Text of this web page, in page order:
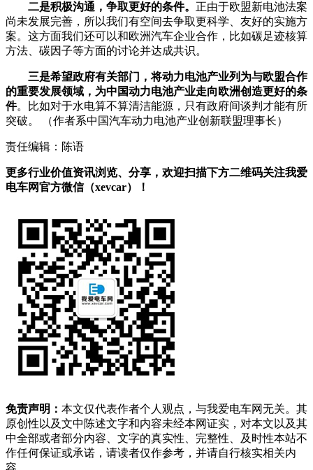
二是积极沟通，争取更好的条件。 正由于欧盟新电池法案
尚未发展完善，所以我们有空间去争取更科学、友好的实施方
案。这方面我们还可以和欧洲汽车企业合作，比如碳足迹核算
方法、碳因子等方面的讨论并达成共识。
三是希望政府有关部门，将动力电池产业列为与欧盟合作
的重要发展领域，为中国动力电池产业走向欧洲创造更好的条
件。比如对于水电算不算清洁能源，只有政府间谈判才能有所
突破。
（作者系中国汽车动力电池产业创新联盟理事长）
责任编辑：陈语
更多行业价值资讯浏览、分享，欢迎扫描下方二维码关注我爱
电车网官方微信（xevcar）！
免责声明： 本文仅代表作者个人观点，与我爱电车网无关。其
原创性以及文中陈述文字和内容未经本网证实，对本文以及其
中全部或者部分内容、文字的真实性、完整性、及时性本站不
作任何保证或承诺，请读者仅作参考，并请自行核实相关内
容。